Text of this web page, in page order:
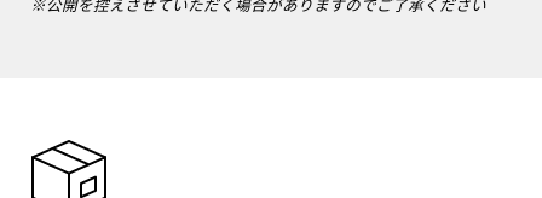
※公開を控えさせていただく場合がありますのでご了承ください